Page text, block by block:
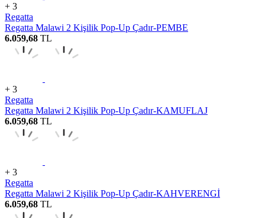
+ 3
Regatta
Regatta Malawi 2 Kişilik Pop-Up Çadır-PEMBE
6.059,68 TL
+ 3
Regatta
Regatta Malawi 2 Kişilik Pop-Up Çadır-KAMUFLAJ
6.059,68 TL
+ 3
Regatta
Regatta Malawi 2 Kişilik Pop-Up Çadır-KAHVERENGİ
6.059,68 TL